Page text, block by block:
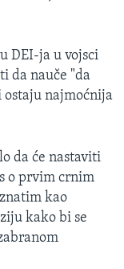
DEI-ja u vojsci
da nauče "da
najmoćnija
da će nastaviti
o prvim crnim
kao
kako bi se